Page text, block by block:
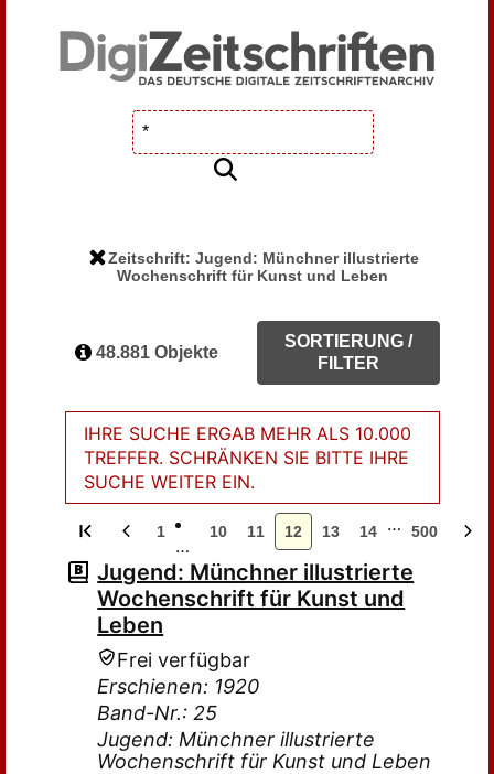
Zeitschrift: Jugend: Münchner illustrierte
Wochenschrift für Kunst und Leben
48.881 Objekte
SORTIERUNG /
FILTER
IHRE SUCHE ERGAB MEHR ALS 10.000
TREFFER. SCHRÄNKEN SIE BITTE IHRE
SUCHE WEITER EIN.
1
…
10 11 12 13 14 … 500
Jugend: Münchner illustrierte
Wochenschrift für Kunst und
Leben
Frei verfügbar
Erschienen: 1920
Band-Nr.: 25
Jugend: Münchner illustrierte
Wochenschrift für Kunst und Leben